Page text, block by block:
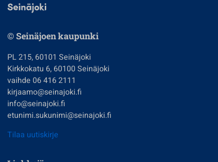
© Seinäjoen kaupunki
PL 215, 60101 Seinäjoki
Kirkkokatu 6, 60100 Seinäjoki
vaihde 06 416 2111
kirjaamo@seinajoki.fi
info@seinajoki.fi
etunimi.sukunimi@seinajoki.fi
Tilaa uutiskirje